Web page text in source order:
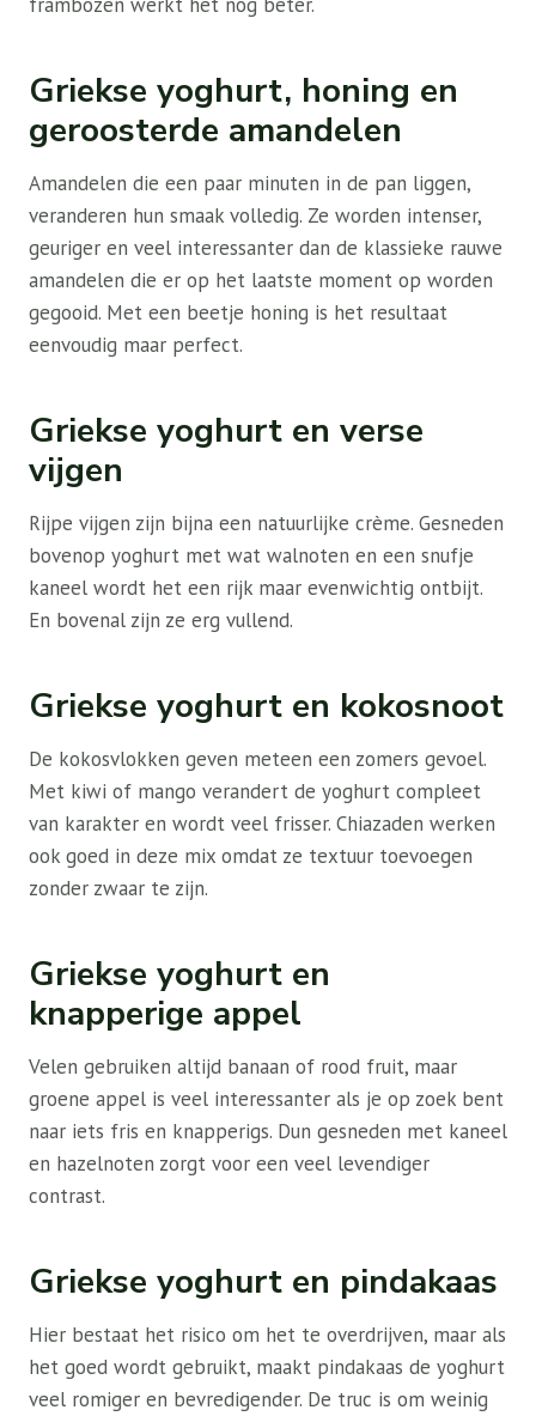
Griekse yoghurt, honing en
geroosterde amandelen
Amandelen die een paar minuten in de pan liggen,
veranderen hun smaak volledig. Ze worden intenser,
geuriger en veel interessanter dan de klassieke rauwe
amandelen die er op het laatste moment op worden
gegooid. Met een beetje honing is het resultaat
eenvoudig maar perfect.
Griekse yoghurt en verse
vijgen
Rijpe vijgen zijn bijna een natuurlijke crème. Gesneden
bovenop yoghurt met wat walnoten en een snufje
kaneel wordt het een rijk maar evenwichtig ontbijt.
En bovenal zijn ze erg vullend.
Griekse yoghurt en kokosnoot
De kokosvlokken geven meteen een zomers gevoel.
Met kiwi of mango verandert de yoghurt compleet
van karakter en wordt veel frisser. Chiazaden werken
ook goed in deze mix omdat ze textuur toevoegen
zonder zwaar te zijn.
Griekse yoghurt en
knapperige appel
Velen gebruiken altijd banaan of rood fruit, maar
groene appel is veel interessanter als je op zoek bent
naar iets fris en knapperigs. Dun gesneden met kaneel
en hazelnoten zorgt voor een veel levendiger
contrast.
Griekse yoghurt en pindakaas
Hier bestaat het risico om het te overdrijven, maar als
het goed wordt gebruikt, maakt pindakaas de yoghurt
veel romiger en bevredigender. De truc is om weinig